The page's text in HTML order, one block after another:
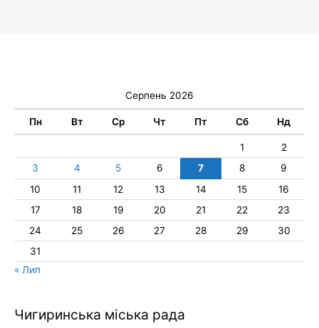
Серпень 2026
Пн Вт Ср Чт Пт Сб Нд
1
2
3
4 5 6 7 8
9
10
11 12 13 14 15
16
17
18 19 20 21 22
23
24
25 26 27 28 29
30
31
« Лип
Чигиринська міська рада